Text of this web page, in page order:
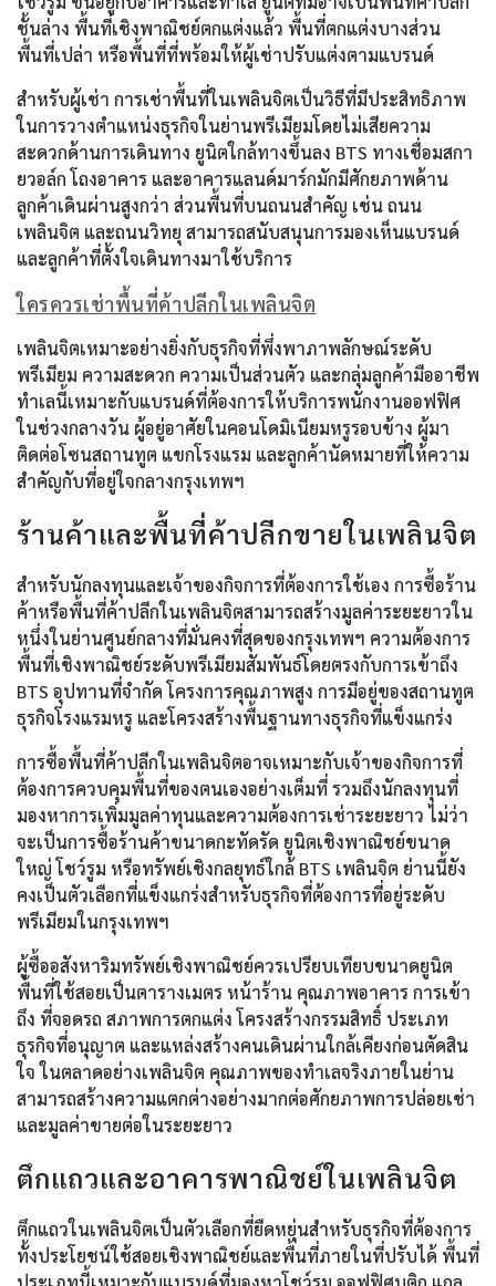
ชั้นล่าง พื้นที่เชิงพาณิชย์ตกแต่งแล้ว พื้นที่ตกแต่งบางส่วน
พื้นที่เปล่า หรือพื้นที่ที่พร้อมให้ผู้เช่าปรับแต่งตามแบรนด์
สำหรับผู้เช่า การเช่าพื้นที่ในเพลินจิตเป็นวิธีที่มีประสิทธิภาพ
ในการวางตำแหน่งธุรกิจในย่านพรีเมียมโดยไม่เสียความ
สะดวกด้านการเดินทาง ยูนิตใกล้ทางขึ้นลง BTS ทางเชื่อมสกา
ยวอล์ก โถงอาคาร และอาคารแลนด์มาร์กมักมีศักยภาพด้าน
ลูกค้าเดินผ่านสูงกว่า ส่วนพื้นที่บนถนนสำคัญ เช่น ถนน
เพลินจิต และถนนวิทยุ สามารถสนับสนุนการมองเห็นแบรนด์
และลูกค้าที่ตั้งใจเดินทางมาใช้บริการ
ใครควรเช่าพื้นที่ค้าปลีกในเพลินจิต
เพลินจิตเหมาะอย่างยิ่งกับธุรกิจที่พึ่งพาภาพลักษณ์ระดับ
พรีเมียม ความสะดวก ความเป็นส่วนตัว และกลุ่มลูกค้ามืออาชีพ
ทำเลนี้เหมาะกับแบรนด์ที่ต้องการให้บริการพนักงานออฟฟิศ
ในช่วงกลางวัน ผู้อยู่อาศัยในคอนโดมิเนียมหรูรอบข้าง ผู้มา
ติดต่อโซนสถานทูต แขกโรงแรม และลูกค้านัดหมายที่ให้ความ
สำคัญกับที่อยู่ใจกลางกรุงเทพฯ
ร้านค้าและพื้นที่ค้าปลีกขายในเพลินจิต
สำหรับนักลงทุนและเจ้าของกิจการที่ต้องการใช้เอง การซื้อร้าน
ค้าหรือพื้นที่ค้าปลีกในเพลินจิตสามารถสร้างมูลค่าระยะยาวใน
หนึ่งในย่านศูนย์กลางที่มั่นคงที่สุดของกรุงเทพฯ ความต้องการ
พื้นที่เชิงพาณิชย์ระดับพรีเมียมสัมพันธ์โดยตรงกับการเข้าถึง
BTS อุปทานที่จำกัด โครงการคุณภาพสูง การมีอยู่ของสถานทูต
ธุรกิจโรงแรมหรู และโครงสร้างพื้นฐานทางธุรกิจที่แข็งแกร่ง
การซื้อพื้นที่ค้าปลีกในเพลินจิตอาจเหมาะกับเจ้าของกิจการที่
ต้องการควบคุมพื้นที่ของตนเองอย่างเต็มที่ รวมถึงนักลงทุนที่
มองหาการเพิ่มมูลค่าทุนและความต้องการเช่าระยะยาว ไม่ว่า
จะเป็นการซื้อร้านค้าขนาดกะทัดรัด ยูนิตเชิงพาณิชย์ขนาด
ใหญ่ โชว์รูม หรือทรัพย์เชิงกลยุทธ์ใกล้ BTS เพลินจิต ย่านนี้ยัง
คงเป็นตัวเลือกที่แข็งแกร่งสำหรับธุรกิจที่ต้องการที่อยู่ระดับ
พรีเมียมในกรุงเทพฯ
ผู้ซื้ออสังหาริมทรัพย์เชิงพาณิชย์ควรเปรียบเทียบขนาดยูนิต
พื้นที่ใช้สอยเป็นตารางเมตร หน้าร้าน คุณภาพอาคาร การเข้า
ถึง ที่จอดรถ สภาพการตกแต่ง โครงสร้างกรรมสิทธิ์ ประเภท
ธุรกิจที่อนุญาต และแหล่งสร้างคนเดินผ่านใกล้เคียงก่อนตัดสิน
ใจ ในตลาดอย่างเพลินจิต คุณภาพของทำเลจริงภายในย่าน
สามารถสร้างความแตกต่างอย่างมากต่อศักยภาพการปล่อยเช่า
และมูลค่าขายต่อในระยะยาว
ตึกแถวและอาคารพาณิชย์ในเพลินจิต
ตึกแถวในเพลินจิตเป็นตัวเลือกที่ยืดหยุ่นสำหรับธุรกิจที่ต้องการ
ทั้งประโยชน์ใช้สอยเชิงพาณิชย์และพื้นที่ภายในที่ปรับได้ พื้นที่